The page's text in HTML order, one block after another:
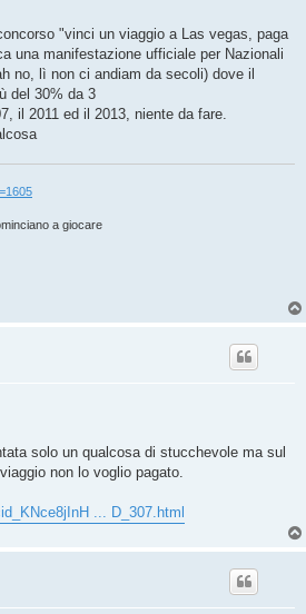
"vinci un viaggio a Las vegas, paga
una manifestazione ufficiale per Nazionali
no, lì non ci andiam da secoli) dove il
del 30% da 3
il 2011 ed il 2013, niente da fare.
a giocare
solo un qualcosa di stucchevole ma sul
non lo voglio pagato.
... D_307.html